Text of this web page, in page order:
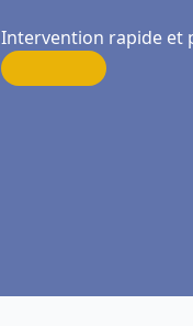
Intervention rapide et